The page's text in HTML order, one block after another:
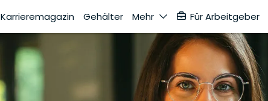
Karrieremagazin Gehälter Mehr Für Arbeitgeber